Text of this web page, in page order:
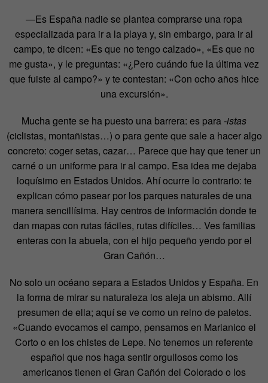
—Es España nadie se plantea comprarse una ropa
especializada para ir a la playa y, sin embargo, para ir al
campo, te dicen: «Es que no tengo calzado», «Es que no
me gusta», y le preguntas: «¿Pero cuándo fue la última vez
que fuiste al campo?» y te contestan: «Con ocho años hice
una excursión».
Mucha gente se ha puesto una barrera: es para -istas
(ciclistas, montañistas…) o para gente que sale a hacer algo
concreto: coger setas, cazar… Parece que hay que tener un
carné o un uniforme para ir al campo. Esa idea me dejaba
loquísimo en Estados Unidos. Ahí ocurre lo contrario: te
explican cómo pasear por los parques naturales de una
manera sencillísima. Hay centros de información donde te
dan mapas con rutas fáciles, rutas difíciles… Ves familias
enteras con la abuela, con el hijo pequeño yendo por el
Gran Cañón…
No solo un océano separa a Estados Unidos y España. En
la forma de mirar su naturaleza los aleja un abismo. Allí
presumen de ella; aquí se ve como un reino de paletos.
«Cuando evocamos el campo, pensamos en Marianico el
Corto o en los chistes de Lepe. No tenemos un referente
español que nos haga sentir orgullosos como los
americanos tienen el Gran Cañón del Colorado o los